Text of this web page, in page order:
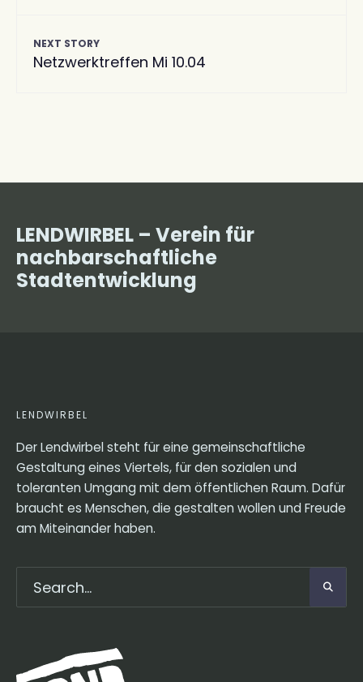
NEXT STORY
Netzwerktreffen Mi 10.04
LENDWIRBEL – Verein für
nachbarschaftliche
Stadtentwicklung
LENDWIRBEL
Der Lendwirbel steht für eine gemeinschaftliche
Gestaltung eines Viertels, für den sozialen und
toleranten Umgang mit dem öffentlichen Raum. Dafür
braucht es Menschen, die gestalten wollen und Freude
am Miteinander haben.